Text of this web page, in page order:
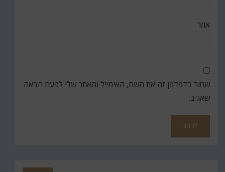
אתר
שמור בדפדפן זה את השם, האימייל והאתר שלי לפעם הבאה
שאגיב.